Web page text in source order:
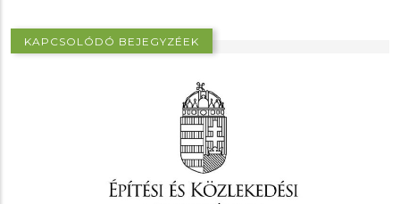
KAPCSOLÓDÓ BEJEGYZÉEK